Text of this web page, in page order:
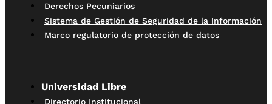
Derechos Pecuniarios
Sistema de Gestión de Seguridad de la Información
Marco regulatorio de protección de datos
Universidad Libre
Directorio Institucional